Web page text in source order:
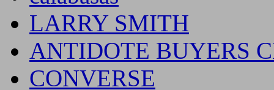
LARRY SMITH
ANTIDOTE BUYERS
CONVERSE